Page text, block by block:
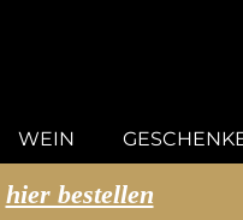
WEIN
hier bestellen